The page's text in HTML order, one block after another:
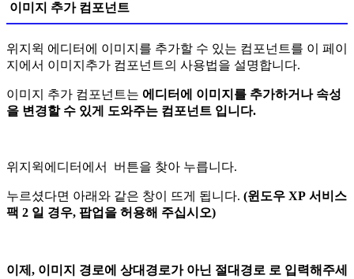
이미지 추가 컴포넌트
위지윅 에디터에 이미지를 추가할 수 있는 컴포넌트를 이 페이
지에서 이미지추가 컴포넌트의 사용법을 설명합니다.
이미지 추가 컴포넌트는 에디터에 이미지를 추가하거나 속성
을 변경할 수 있게 도와주는 컴포넌트 입니다.
위지윅에디터에서 버튼을 찾아 누릅니다.
누르셨다면 아래와 같은 창이 뜨게 됩니다. (윈도우 XP 서비스
팩 2 일 경우, 팝업을 허용해 주십시오)
이제, 이미지 경로에 상대경로가 아닌 절대경로 로 입력해주세